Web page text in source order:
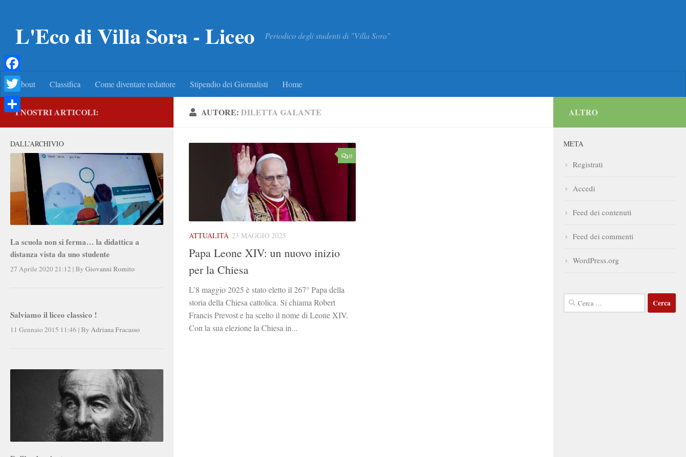
L'Eco di Villa Sora - Liceo Periodico degli studenti di "Villa Sora"
About Classifica Come diventare redattore Stipendio dei Giornalisti Home
AUTORE: DILETTA GALANTE
0
ATTUALITÀ 23 MAGGIO 2025
Papa Leone XIV: un nuovo inizio
per la Chiesa
L’8 maggio 2025 è stato eletto il 267° Papa della
storia della Chiesa cattolica. Si chiama Robert
Francis Prevost e ha scelto il nome di Leone XIV.
Con la sua elezione la Chiesa in...
I NOSTRI ARTICOLI:
DALL’ARCHIVIO
La scuola non si ferma… la didattica a
distanza vista da uno studente
27 Aprile 2020 21:12 | By Giovanni Romito
Salviamo il liceo classico !
11 Gennaio 2015 11:46 | By Adriana Fracasso
ALTRO
META
Registrati
Accedi
Feed dei contenuti
Feed dei commenti
WordPress.org
Ricerca
per:
Facebook
Twitter